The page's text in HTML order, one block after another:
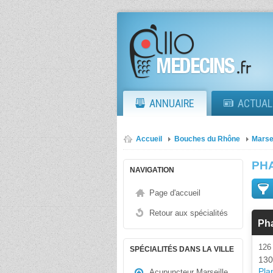
ANNUAIRE
Accueil Bouches du Rhône
NAVIGATION
Page d'accueil
Retour aux spécialités
SPÉCIALITÉS DANS LA VILLE